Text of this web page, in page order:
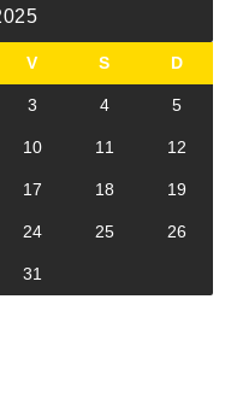
V S D
3 4 5
10 11 12
17 18 19
24 25 26
31